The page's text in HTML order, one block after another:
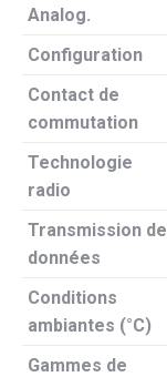
Analog.
Configuration
Contact de
commutation
Technologie
radio
Transmission de
données
Conditions
ambiantes (°C)
Gammes de